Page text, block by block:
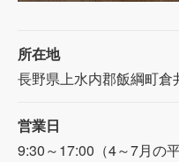
所在地
長野県上水内郡飯綱町倉
営業日
9:30～17:00（4～7月の